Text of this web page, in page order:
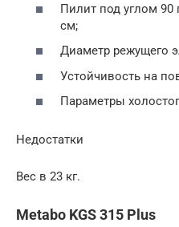
Пилит под углом 90
см;
Диаметр режущего
Устойчивость на
Параметры
Недостатки
Вес в 23 кг.
Metabo KGS 315 Plus